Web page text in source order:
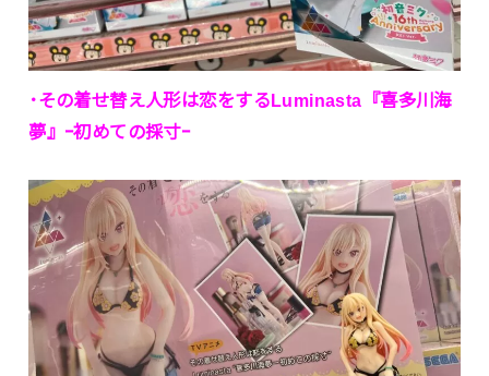
･その着せ替え人形は恋をするLuminasta『喜多川海
夢』ｰ初めての採寸ｰ